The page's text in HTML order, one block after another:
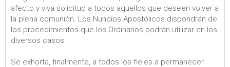
afecto y viva solicitud a todos aquellos que deseen volver a
la plena comunión. Los Nuncios Apostólicos dispondrán de
los procedimientos que los Ordinarios podrán utilizar en los
diversos casos.
Se exhorta, finalmente, a todos los fieles a permanecer